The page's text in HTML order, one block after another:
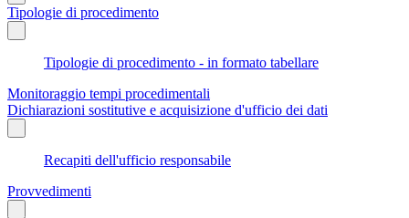
Tipologie di procedimento
Tipologie di procedimento - in formato tabellare
Monitoraggio tempi procedimentali
Dichiarazioni sostitutive e acquisizione d'ufficio dei dati
Recapiti dell'ufficio responsabile
Provvedimenti